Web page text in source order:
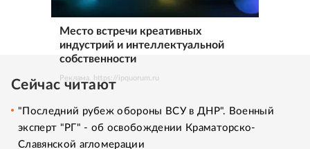
Место встречи креативных
индустрий и интеллектуальной
собственности
Реклама. https://ipquorum.ru
Сейчас читают
"Последний рубеж обороны ВСУ в ДНР". Военный
эксперт "РГ" - об освобождении Краматорско-
Славянской агломерации